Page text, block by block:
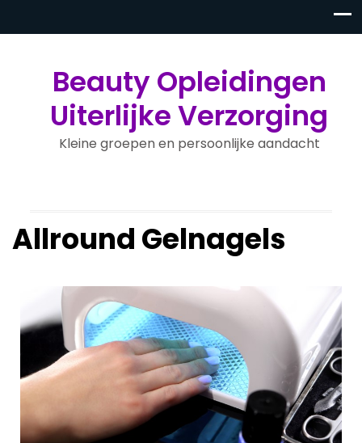
Beauty Opleidingen
Uiterlijke Verzorging
Kleine groepen en persoonlijke aandacht
Allround Gelnagels